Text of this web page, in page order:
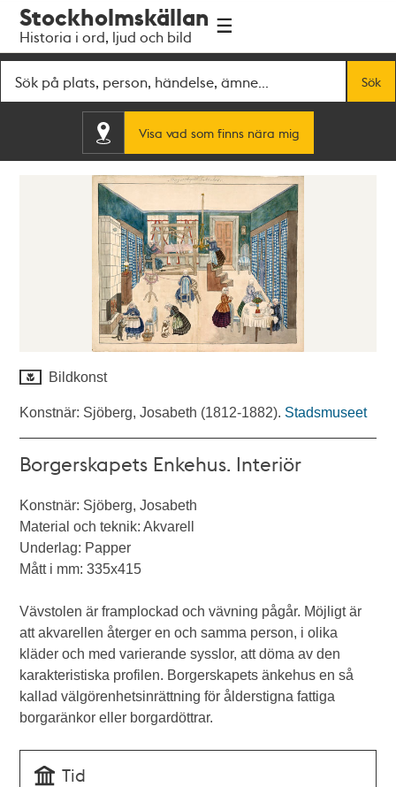
navigationen
huvudinnehållet
Stockholmskällan
Historia i ord, ljud och bild
Sök
Visa vad som finns nära mig
Bildkonst
Konstnär: Sjöberg, Josabeth (1812-1882). Stadsmuseet
Borgerskapets Enkehus. Interiör
Konstnär: Sjöberg, Josabeth
Material och teknik: Akvarell
Underlag: Papper
Mått i mm: 335x415
Vävstolen är framplockad och vävning pågår. Möjligt är
att akvarellen återger en och samma person, i olika
kläder och med varierande sysslor, att döma av den
karakteristiska profilen. Borgerskapets änkehus en så
kallad välgörenhetsinrättning för ålderstigna fattiga
borgaränkor eller borgardöttrar.
Tid